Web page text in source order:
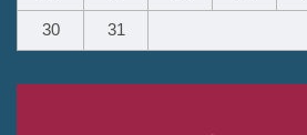
30 31